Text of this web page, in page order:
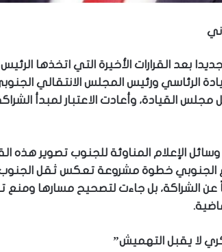
بعد القرارات الأخيرة التي اتخذها
الرئاسي ورئيس المجلس الانتقالي
مجلس القيادة، وأعادت الاعتبار لمبدأ
الإعلام المناوئة للجنوب تصوير هذه
الجنوبي خطوة مشروعة تعكس ثقل
بل جاءت لتصحيح مسارها ومنع
لا يقبل التهميش”